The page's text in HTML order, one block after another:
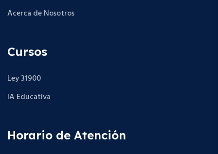
Acerca de Nosotros
Cursos
Ley 31900
IA Educativa
Horario de Atención